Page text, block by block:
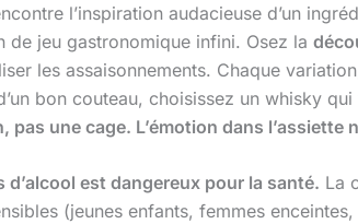
l’inspiration audacieuse d’un
de jeu gastronomique infini. Osez la
les assaisonnements. Chaque
bon couteau, choisissez un whisky
une cage. L’émotion dans l’assiette
est dangereux pour la santé. La
(jeunes enfants, femmes